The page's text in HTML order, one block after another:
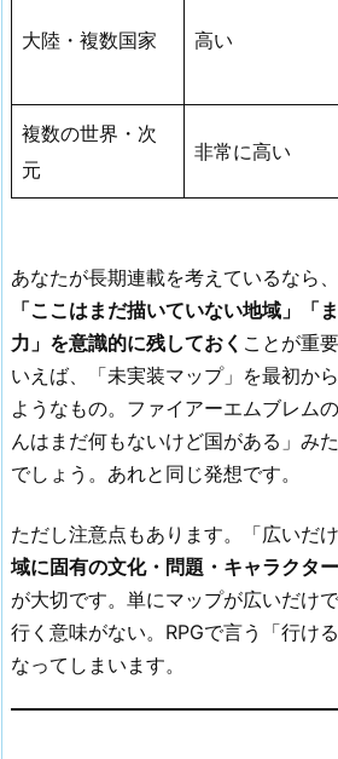
大陸・複数国家 高い
複数の世界・次
元
非常に高い
あなたが長期連載を考えているなら
「ここはまだ描いていない地域」「
力」を意識的に残しておく ことが重
いえば、「未実装マップ」を最初か
ようなもの。ファイアーエムブレム
んはまだ何もないけど国がある」み
でしょう。あれと同じ発想です。
ただし注意点もあります。「広いだけ
域に固有の文化・問題・キャラクタ
が大切です。単にマップが広いだけ
行く意味がない。RPGで言う「行け
なってしまいます。